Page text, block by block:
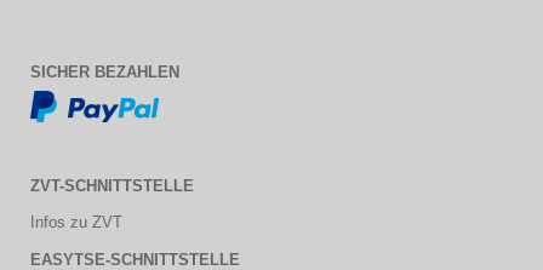
SICHER BEZAHLEN
ZVT-SCHNITTSTELLE
Infos zu ZVT
EASYTSE-SCHNITTSTELLE